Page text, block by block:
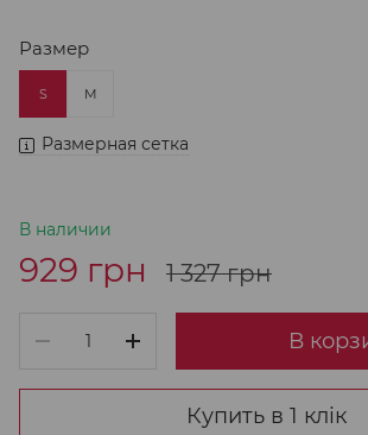
Размер
S M
Размерная сетка
В наличии
929 грн 1 327 грн
В
Купить в 1 клік